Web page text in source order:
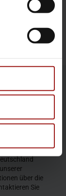
enthalten
zum
behalten
Farbton nur
gegen
über die
Sie